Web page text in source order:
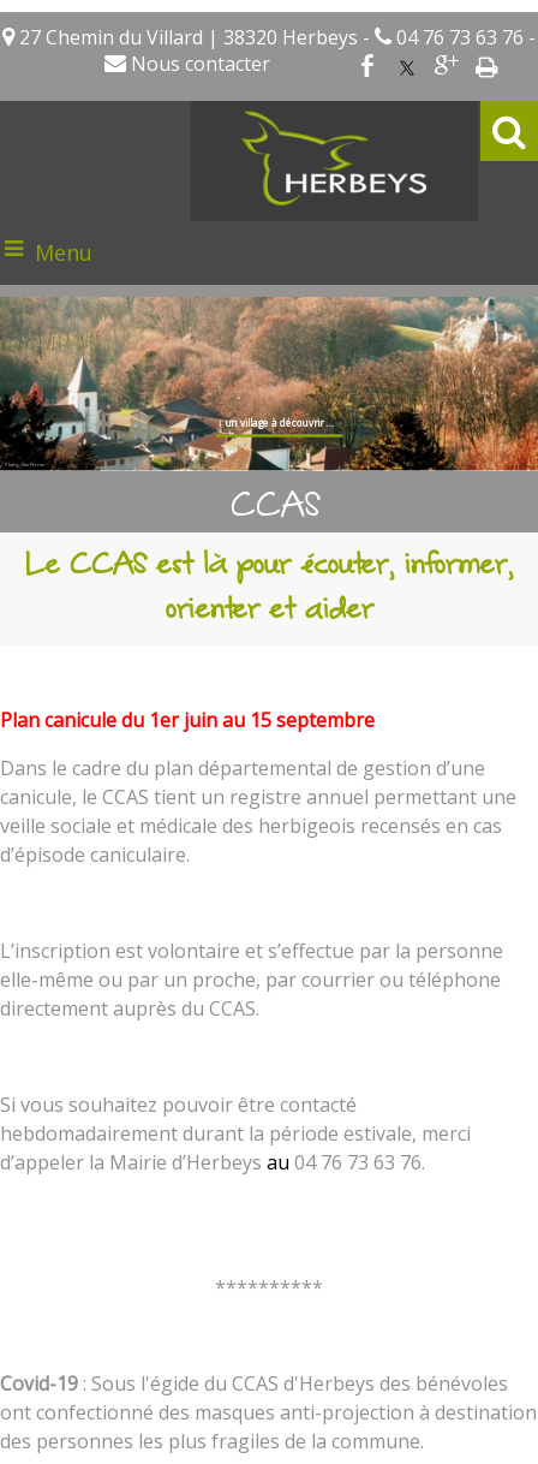
27 Chemin du Villard | 38320 Herbeys -
04 76 73 63 76 -
Nous contacter
Menu
un village à découvrir ...
Photo : Kim Perrier
CCAS
Le CCAS est là pour écouter, informer,
orienter et aider
Plan canicule du 1er juin au 15 septembre
Dans le cadre du plan départemental de gestion d’une
canicule, le CCAS tient un registre annuel permettant une
veille sociale et médicale des herbigeois recensés en cas
d’épisode caniculaire.
L’inscription est volontaire et s’effectue par la personne
elle-même ou par un proche, par courrier ou téléphone
directement auprès du CCAS.
Si vous souhaitez pouvoir être contacté
hebdomadairement durant la période estivale, merci
d’appeler la Mairie d’Herbeys au 04 76 73 63 76.
**********
Covid-19 : Sous l'égide du CCAS d'Herbeys des bénévoles
ont confectionné des masques anti-projection à destination
des personnes les plus fragiles de la commune.